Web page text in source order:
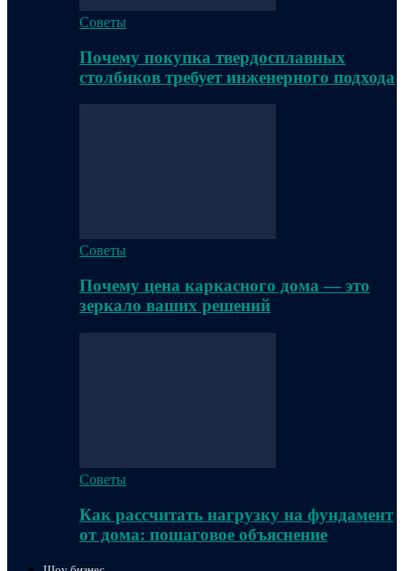
Советы
Почему покупка твердосплавных
столбиков требует инженерного подхода
Советы
Почему цена каркасного дома — это
зеркало ваших решений
Советы
Как рассчитать нагрузку на фундамент
от дома: пошаговое объяснение